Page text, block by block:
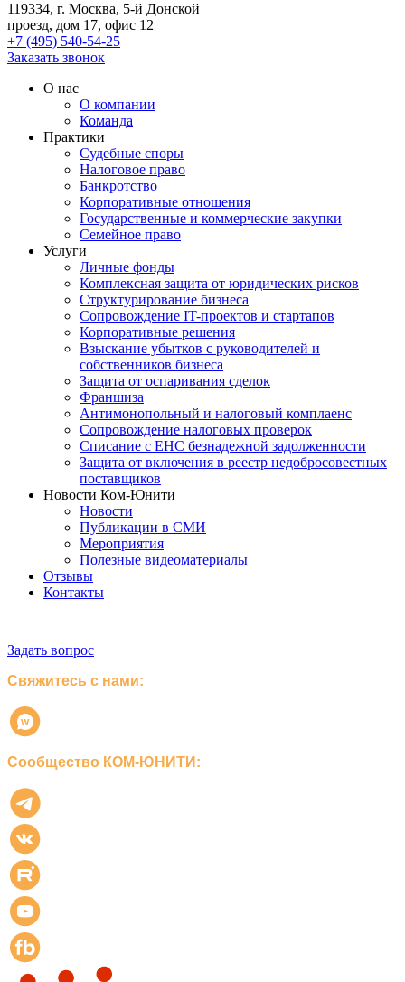
119334, г. Москва, 5-й Донской
проезд, дом 17, офис 12
+7 (495) 540-54-25
Заказать звонок
О нас
О компании
Команда
Практики
Судебные споры
Налоговое право
Банкротство
Корпоративные отношения
Государственные и коммерческие закупки
Семейное право
Услуги
Личные фонды
Комплексная защита от юридических рисков
Структурирование бизнеса
Сопровождение IT-проектов и стартапов
Корпоративные решения
Взыскание убытков с руководителей и
собственников бизнеса
Защита от оспаривания сделок
Франшиза
Антимонопольный и налоговый комплаенс
Сопровождение налоговых проверок
Списание с ЕНС безнадежной задолженности
Защита от включения в реестр недобросовестных
поставщиков
Новости Ком-Юнити
Новости
Публикации в СМИ
Мероприятия
Полезные видеоматериалы
Отзывы
Контакты
Задать вопрос
Свяжитесь с нами:
Сообщество КОМ-ЮНИТИ: